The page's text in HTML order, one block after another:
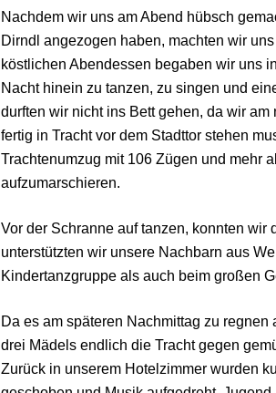
Nachdem wir uns am Abend hübsch
Dirndl angezogen haben, machten wir
köstlichen Abendessen begaben wir uns
Nacht hinein zu tanzen, zu singen und
durften wir nicht ins Bett gehen, da wir am
fertig in Tracht vor dem Stadttor stehen
Trachtenumzug mit 106 Zügen und mehr
aufzumarschieren.
Vor der Schranne auf tanzen, konnten wir
unterstützten wir unsere Nachbarn aus
Kindertanzgruppe als auch beim großen
Da es am späteren Nachmittag zu
drei Mädels endlich die Tracht gegen
Zurück in unserem Hotelzimmer wurden